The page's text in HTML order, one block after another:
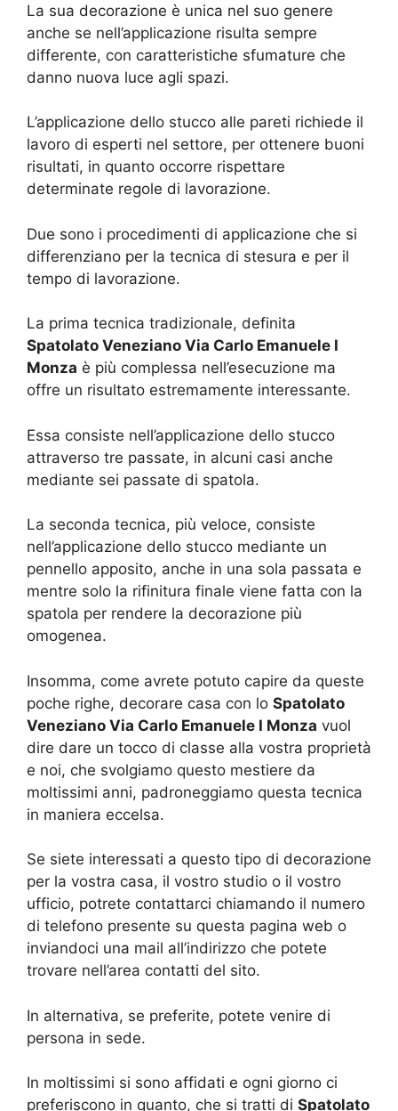
La sua decorazione è unica nel suo genere
anche se nell’applicazione risulta sempre
differente, con caratteristiche sfumature che
danno nuova luce agli spazi.
L’applicazione dello stucco alle pareti richiede il
lavoro di esperti nel settore, per ottenere buoni
risultati, in quanto occorre rispettare
determinate regole di lavorazione.
Due sono i procedimenti di applicazione che si
differenziano per la tecnica di stesura e per il
tempo di lavorazione.
La prima tecnica tradizionale, definita
Spatolato Veneziano Via Carlo Emanuele I
Monza è più complessa nell’esecuzione ma
offre un risultato estremamente interessante.
Essa consiste nell’applicazione dello stucco
attraverso tre passate, in alcuni casi anche
mediante sei passate di spatola.
La seconda tecnica, più veloce, consiste
nell’applicazione dello stucco mediante un
pennello apposito, anche in una sola passata e
mentre solo la rifinitura finale viene fatta con la
spatola per rendere la decorazione più
omogenea.
Insomma, come avrete potuto capire da queste
poche righe, decorare casa con lo Spatolato
Veneziano Via Carlo Emanuele I Monza vuol
dire dare un tocco di classe alla vostra proprietà
e noi, che svolgiamo questo mestiere da
moltissimi anni, padroneggiamo questa tecnica
in maniera eccelsa.
Se siete interessati a questo tipo di decorazione
per la vostra casa, il vostro studio o il vostro
ufficio, potrete contattarci chiamando il numero
di telefono presente su questa pagina web o
inviandoci una mail all’indirizzo che potete
trovare nell’area contatti del sito.
In alternativa, se preferite, potete venire di
persona in sede.
In moltissimi si sono affidati e ogni giorno ci
preferiscono in quanto, che si tratti di Spatolato